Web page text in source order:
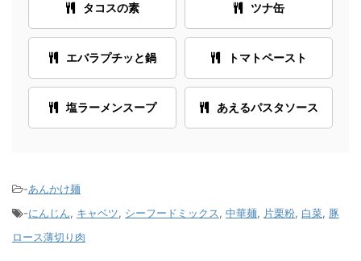
タコスの素 ツナ缶
エバラプチッと鍋 トマトペースト
塩ラーメンスープ あえるパスタソース
-あんかけ麺
-にんじん, キャベツ, シーフードミックス, 中華麺, 片栗粉, 白菜, 豚
ロース薄切り肉